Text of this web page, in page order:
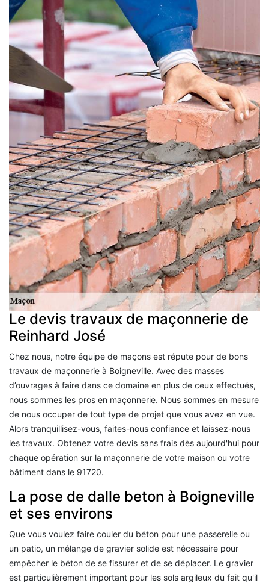
Le devis travaux de maçonnerie de
Reinhard José
Chez nous, notre équipe de maçons est répute pour de bons
travaux de maçonnerie à Boigneville. Avec des masses
d’ouvrages à faire dans ce domaine en plus de ceux effectués,
nous sommes les pros en maçonnerie. Nous sommes en mesure
de nous occuper de tout type de projet que vous avez en vue.
Alors tranquillisez-vous, faites-nous confiance et laissez-nous
les travaux. Obtenez votre devis sans frais dès aujourd'hui pour
chaque opération sur la maçonnerie de votre maison ou votre
bâtiment dans le 91720.
La pose de dalle beton à Boigneville
et ses environs
Que vous voulez faire couler du béton pour une passerelle ou
un patio, un mélange de gravier solide est nécessaire pour
empêcher le béton de se fissurer et de se déplacer. Le gravier
est particulièrement important pour les sols argileux du fait qu'il